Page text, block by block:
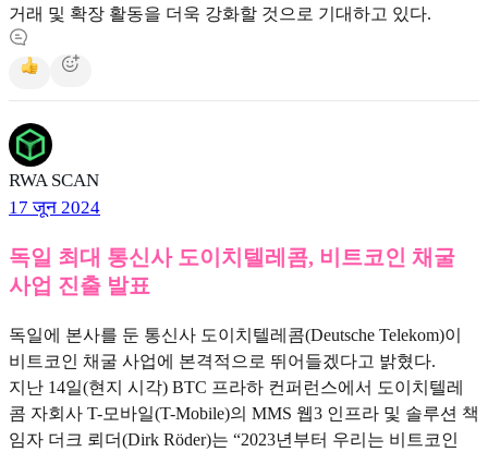
거래 및 확장 활동을 더욱 강화할 것으로 기대하고 있다.
RWA SCAN
17 जून 2024
독일 최대 통신사 도이치텔레콤, 비트코인 채굴
사업 진출 발표
독일에 본사를 둔 통신사 도이치텔레콤(Deutsche Telekom)이
비트코인 채굴 사업에 본격적으로 뛰어들겠다고 밝혔다.
지난 14일(현지 시각) BTC 프라하 컨퍼런스에서 도이치텔레
콤 자회사 T-모바일(T-Mobile)의 MMS 웹3 인프라 및 솔루션 책
임자 더크 뢰더(Dirk Röder)는 “2023년부터 우리는 비트코인